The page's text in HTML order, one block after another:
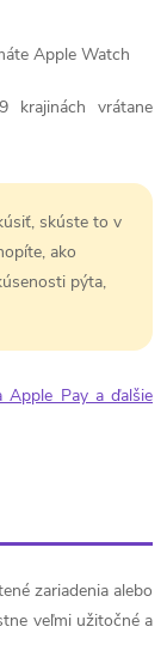
Apple Watch
vrátane
skúste to v
ako
pýta,
Apple Pay a ďalšie
zariadenia alebo
veľmi užitočné a